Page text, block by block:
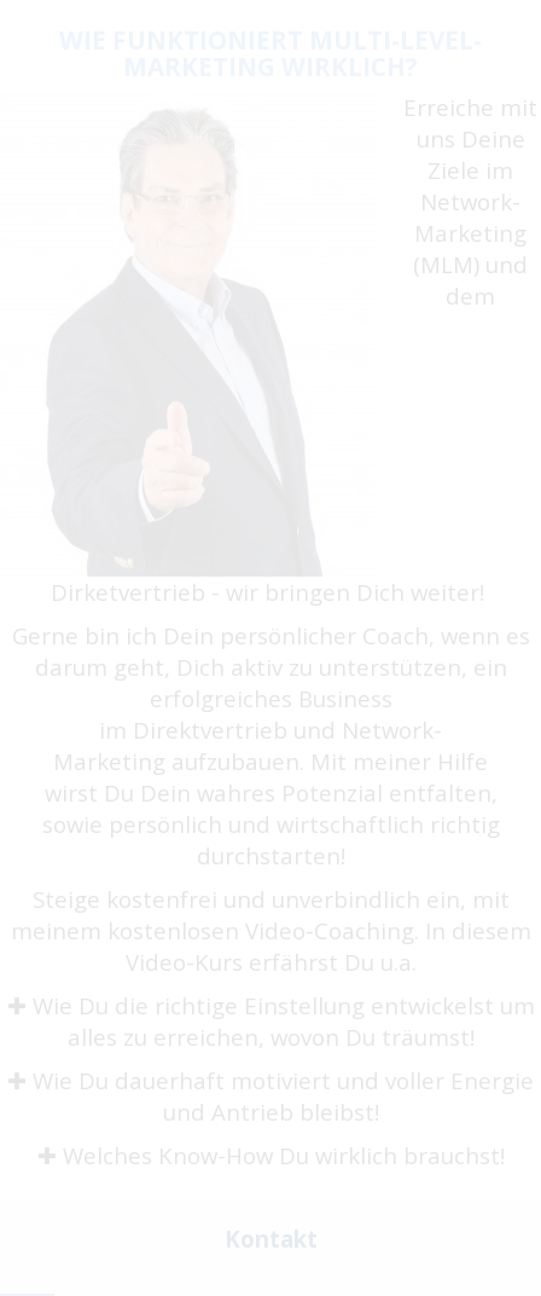
Erreiche mit
uns Deine
Ziele im
Network-
Marketing
(MLM) und
dem
Dirketvertrieb - wir bringen Dich weiter!
Gerne bin ich Dein persönlicher Coach, wenn es
darum geht, Dich aktiv zu unterstützen, ein
erfolgreiches Business
im Direktvertrieb und Network-
Marketing aufzubauen. Mit meiner Hilfe
wirst Du Dein wahres Potenzial entfalten,
sowie persönlich und wirtschaftlich richtig
durchstarten!
Steige kostenfrei und unverbindlich ein, mit
meinem kostenlosen Video-Coaching. In diesem
Video-Kurs erfährst Du u.a.
✚ Wie Du die richtige Einstellung entwickelst um
alles zu erreichen, wovon Du träumst!
✚ Wie Du dauerhaft motiviert und voller Energie
und Antrieb bleibst!
✚ Welches Know-How Du wirklich brauchst!
Kontakt